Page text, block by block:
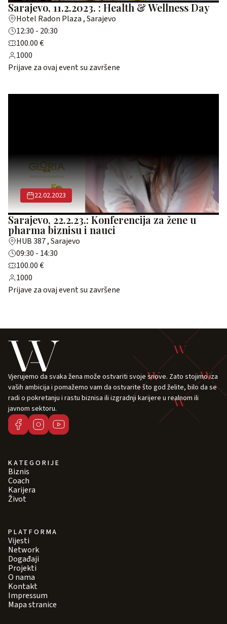
Sarajevo, 11.2.2023. : Health & Wellness Day
Hotel Radon Plaza , Sarajevo
12:30 - 20:30
100.00 €
1000
Prijave za ovaj event su završene
22.02.2023
Sarajevo, 22.2.23.: Konferencija za žene u
pharma biznisu i nauci
HUB 387 , Sarajevo
09:30 - 14:30
100.00 €
1000
Prijave za ovaj event su završene
Vjerujemo da svaka žena može ostvariti svoje snove. Zato stojimo iza
vaših ambicija i pomažemo vam da ostvarite što god želite, bilo da se
radi o pokretanju i rastu biznisa ili izgradnji karijere u realnom ili
javnom sektoru.
KATEGORIJE
Biznis
Coach
Karijera
Život
PLATFORMA
Vijesti
Network
Događaji
Projekti
O nama
Kontakt
Impressum
Mapa stranice